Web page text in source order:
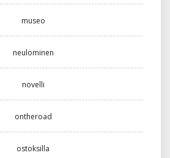
museo
neulominen
novelli
ontheroad
ostoksilla